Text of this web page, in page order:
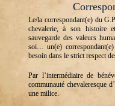
Le/la correspondant(e) du
chevalerie, à son histoire
sauvegarde des valeurs
soi… un(e)
besoin dans le strict respect
Par l’intermédiaire de
communauté chevaleresque
une milice.